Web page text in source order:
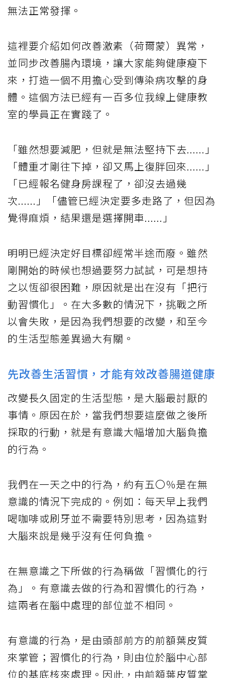
無法正常發揮。
這裡要介紹如何改善激素（荷爾蒙）異常，
並同步改善腸內環境，讓大家能夠健康瘦下
來，打造一個不用擔心受到傳染病攻擊的身
體。這個方法已經有一百多位我線上健康教
室的學員正在實踐了。
「雖然想要減肥，但就是無法堅持下去......」
「體重才剛往下掉，卻又馬上復胖回來......」
「已經報名健身房課程了，卻沒去過幾
次......」「儘管已經決定要多走路了，但因為
覺得麻煩，結果還是選擇開車......」
明明已經決定好目標卻經常半途而廢。雖然
剛開始的時候也想過要努力試試，可是想持
之以恆卻很困難，原因就是出在沒有「把行
動習慣化」。在大多數的情況下，挑戰之所
以會失敗，是因為我們想要的改變，和至今
的生活型態差異過大有關。
先改善生活習慣，才能有效改善腸道健康
改變長久固定的生活型態，是大腦最討厭的
事情。原因在於，當我們想要這麼做之後所
採取的行動，就是有意識大幅增加大腦負擔
的行為。
我們在一天之中的行為，約有五〇％是在無
意識的情況下完成的。例如：每天早上我們
喝咖啡或刷牙並不需要特別思考，因為這對
大腦來說是幾乎沒有任何負擔。
在無意識之下所做的行為稱做「習慣化的行
為」。有意識去做的行為和習慣化的行為，
這兩者在腦中處理的部位並不相同。
有意識的行為，是由頭部前方的前額葉皮質
來掌管；習慣化的行為，則由位於腦中心部
位的基底核來處理。因此，由前額葉皮質掌